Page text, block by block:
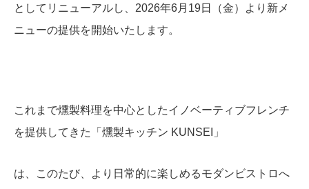
としてリニューアルし、2026年6月19日（金）より新メ
ニューの提供を開始いたします。
これまで燻製料理を中心としたイノベーティブフレンチ
を提供してきた「燻製キッチン KUNSEI」
は、このたび、より日常的に楽しめるモダンビストロへ